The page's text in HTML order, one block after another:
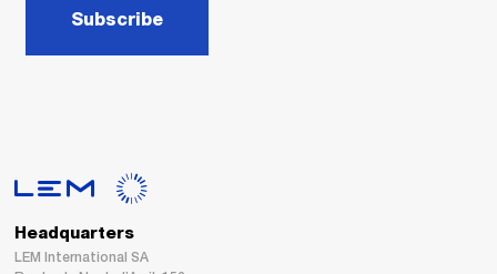
Subscribe
Headquarters
LEM International SA